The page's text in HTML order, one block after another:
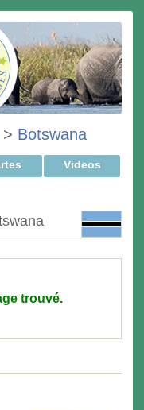
> Botswana
Videos
trouvé.